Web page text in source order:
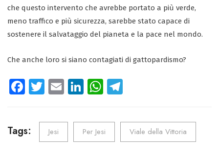
che questo intervento che avrebbe portato a più verde,
meno traffico e più sicurezza, sarebbe stato capace di
sostenere il salvataggio del pianeta e la pace nel mondo.
Che anche loro si siano contagiati di gattopardismo?
Fa
o
ok
T
tt
er
E
ail
Li
e
dI
n
W
ts
A
p
gr
a
m
Tags: Jesi Per Jesi Viale della Vittoria